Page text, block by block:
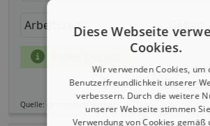
Arbeitszeit
Teilen
Quelle: germanpersonnel.de
Diese Webseite
Cookies.
Wir verwenden Cookies, um
Benutzerfreundlichkeit unserer
verbessern. Durch die weitere
unserer Webseite stimmen
Verwendung von Cookies gemäß